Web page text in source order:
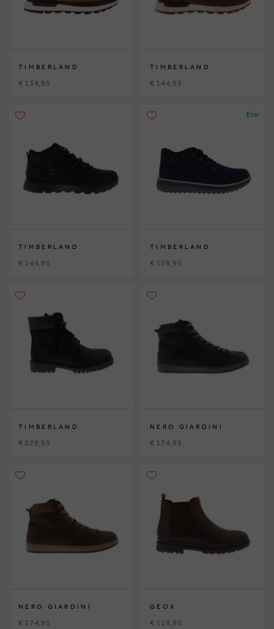
TIMBERLAND
€ 134,95
TIMBERLAND
€ 144,95
TIMBERLAND
€ 144,95
Eco
TIMBERLAND
€ 159,95
TIMBERLAND
€ 229,95
NERO GIARDINI
€ 174,95
NERO GIARDINI
€ 174,95
GEOX
€ 119,95